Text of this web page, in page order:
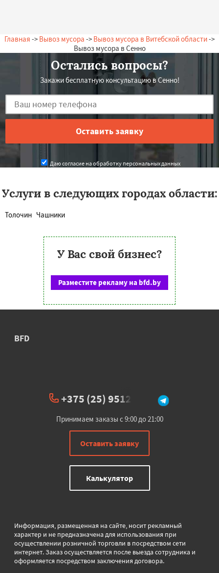
Главная -> Вывоз мусора -> Вывоз мусора в Витебской области->
Вывоз мусора в Сенно
Остались вопросы?
Закажи бесплатную консультацию в Сенно!
Даю согласие на обработку персональных данных
Услуги в следующих городах области:
Толочин Чашники
У Вас свой бизнес?
Разместите рекламу на bfd.by
BFD
+375 (25) 951234
Принимаем заказы с 9:00 до 21:00
Оставить заявку
Калькулятор
Информация, размещенная на сайте, носит рекламный
характер и не предназначена для использования при
осуществлении розничной торговли в посредством сети
интернет. Заказ осуществляется после выезда сотрудника и
оформляется посредством заключения договора.